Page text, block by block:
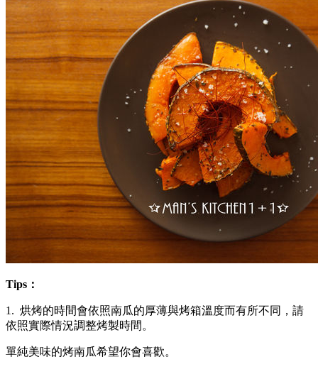
Tips：
1. 烘烤的時間會依照南瓜的厚薄與烤箱溫度而有所不同，請
依照實際情況調整烤製時間。
單純美味的烤南瓜希望你會喜歡。